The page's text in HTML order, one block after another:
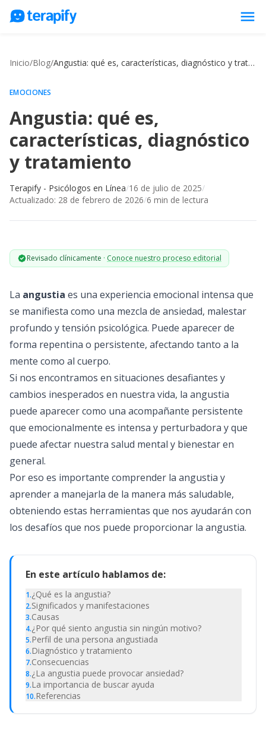
menu
Opiniones
Empresas
Preguntas frecuentes
Blog
Inicio/Blog/ Angustia: qué es, características, diagnóstico y tratamiento
EMOCIONES
Angustia: qué es,
características, diagnóstico
y tratamiento
Terapify - Psicólogos en Línea/16 de julio de 2025/
Actualizado: 28 de febrero de 2026/6 min de lectura
Revisado clínicamente · Conoce nuestro proceso editorial
La angustia es una experiencia emocional intensa que
se manifiesta como una mezcla de ansiedad, malestar
profundo y tensión psicológica. Puede aparecer de
forma repentina o persistente, afectando tanto a la
mente como al cuerpo.
Si nos encontramos en situaciones desafiantes y
cambios inesperados en nuestra vida, la angustia
puede aparecer como una acompañante persistente
que emocionalmente es intensa y perturbadora y que
puede afectar nuestra salud mental y bienestar en
general.
Por eso es importante comprender la angustia y
aprender a manejarla de la manera más saludable,
obteniendo estas herramientas que nos ayudarán con
los desafíos que nos puede proporcionar la angustia.
En este artículo hablamos de:
1.¿Qué es la angustia?
2.Significados y manifestaciones
3.Causas
4.¿Por qué siento angustia sin ningún motivo?
5.Perfil de una persona angustiada
6.Diagnóstico y tratamiento
7.Consecuencias
8.¿La angustia puede provocar ansiedad?
9.La importancia de buscar ayuda
10.Referencias